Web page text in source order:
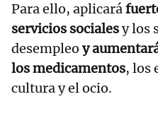
Para ello, aplicará
servicios socialesy los
desempleo y
los medicamentos, los
cultura y el ocio.